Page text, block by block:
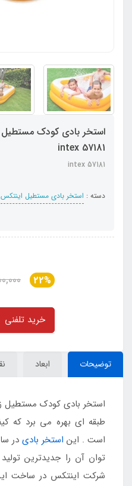
استخر بادی کودک مستطیل
intex 57181
intex 57181
دسته : استخر بادی مستطیل اینتکس
22%
خرید تلفنی
توضیحات ابعاد
استخر بادی کودک مستطیل
طبقه ای بهره می برد که
است . این استخر بادی
توان آن را جدیدترین
شرکت اینتکس در ساخت